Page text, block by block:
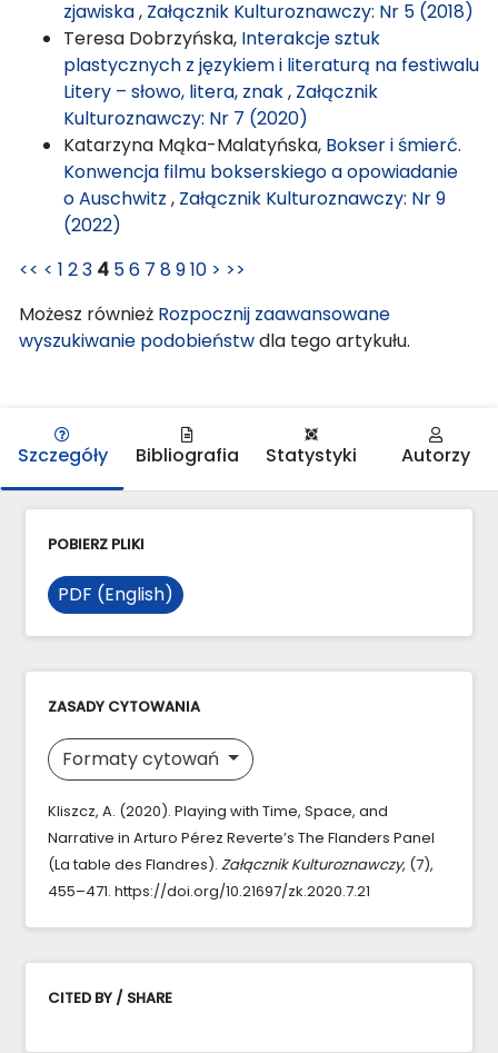
zjawiska, Załącznik Kulturoznawczy: Nr 5 (2018)
Teresa Dobrzyńska, Interakcje sztuk
plastycznych z językiem i literaturą na festiwalu
Litery – słowo, litera, znak, Załącznik
Kulturoznawczy: Nr 7 (2020)
Katarzyna Mąka-Malatyńska, Bokser i śmierć.
Konwencja filmu bokserskiego a opowiadanie
o Auschwitz , Załącznik Kulturoznawczy: Nr 9
(2022)
<< < 1 23 4 56 7 8910 > >>
Możesz również Rozpocznij zaawansowane
wyszukiwanie podobieństwdla tego artykułu.
Szczegóły Bibliografia Statystyki Autorzy
POBIERZ PLIKI
PDF (English)
ZASADY CYTOWANIA
Formaty cytowań
Kliszcz, A. (2020). Playing with Time, Space, and
Narrative in Arturo Pérez Reverte’s The Flanders Panel
(La table des Flandres). Załącznik Kulturoznawczy, (7),
455–471. https://doi.org/10.21697/zk.2020.7.21
CITED BY / SHARE